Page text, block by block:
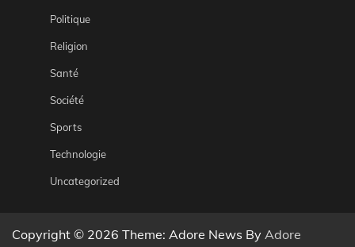
Politique
Religion
Santé
Société
Sports
Technologie
Uncategorized
Copyright © 2026 Theme: Adore News By Adore